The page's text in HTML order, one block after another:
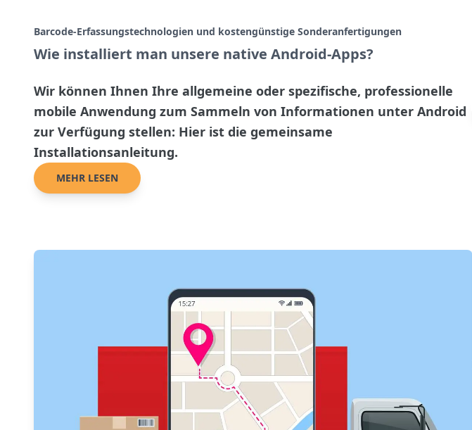
Barcode-Erfassungstechnologien und kostengünstige Sonderanfertigungen
Wie installiert man unsere native Android-Apps?
Wir können Ihnen Ihre allgemeine oder spezifische, professionelle
mobile Anwendung zum Sammeln von Informationen unter Android
zur Verfügung stellen: Hier ist die gemeinsame
Installationsanleitung.
MEHR LESEN